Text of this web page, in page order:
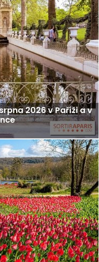
2026 v Paříži a v